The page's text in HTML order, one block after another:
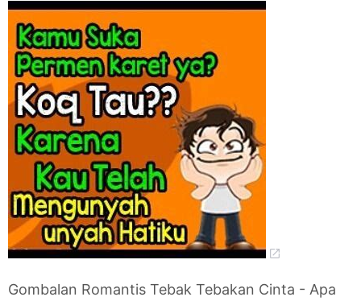
Gombalan Romantis Tebak Tebakan Cinta - Apa